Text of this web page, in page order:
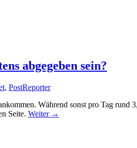
abgegeben sein?
, PostReporter
Während sonst pro Tag rund
Seite. Weiter →